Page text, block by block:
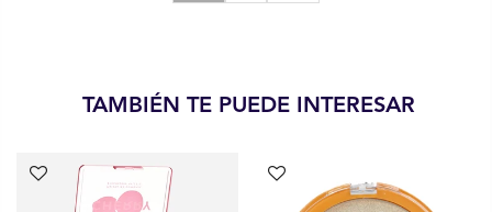
TAMBIÉN TE PUEDE INTERESAR